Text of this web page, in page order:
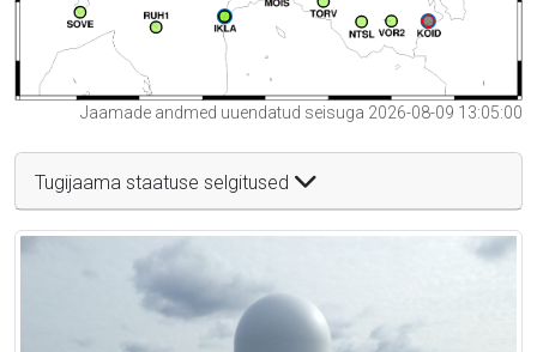
Jaamade andmed uuendatud seisuga 2026-08-09 13:05:00
Tugijaama staatuse selgitused